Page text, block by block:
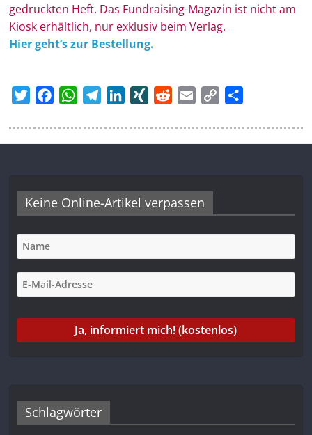
ge­druckten Heft. Das Fundraising-Magazin ist nicht am
Kiosk erhältlich, nur exklusiv beim Verlag.
Hier geht’s zur Bestellung.
i
r
c
o
W
a
p
l
a
n
I
N
d
a
p
i
Keine Online-Artikel verpassen
Schlagwörter